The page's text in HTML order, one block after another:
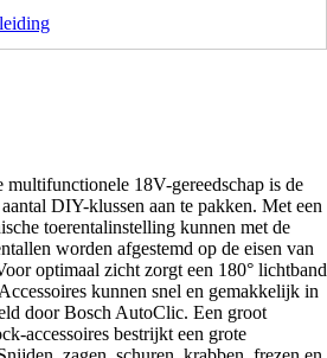
18V-gereedschap is de
DIY-klussen aan te pakken. Met een
toerentalinstelling kunnen met de
worden afgestemd op de eisen van
optimaal zicht zorgt een 180° lichtband
kunnen snel en gemakkelijk in
door Bosch AutoClic. Een groot
accessoires bestrijkt een grote